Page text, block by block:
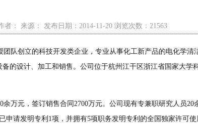
者： 来源： 发布日期：2014-11-20 浏览次数：21563
队创立的科技开发类企业，专业从事化工新产品的电化学清
的设计、加工和销售。公司位于杭州江干区浙江省国家大学
万元，签订销售合同2700万元。公司现有专兼职研究人员
请发明专利1项，并拥有5项职务发明专利的全国独家许可使